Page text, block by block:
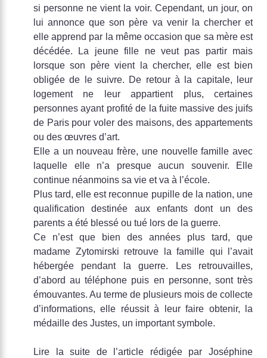
si personne ne vient la voir. Cependant, un jour, on
lui annonce que son père va venir la chercher et
elle apprend par la même occasion que sa mère est
décédée. La jeune fille ne veut pas partir mais
lorsque son père vient la chercher, elle est bien
obligée de le suivre. De retour à la capitale, leur
logement ne leur appartient plus, certaines
personnes ayant profité de la fuite massive des juifs
de Paris pour voler des maisons, des appartements
ou des œuvres d’art.
Elle a un nouveau frère, une nouvelle famille avec
laquelle elle n’a presque aucun souvenir. Elle
continue néanmoins sa vie et va à l’école.
Plus tard, elle est reconnue pupille de la nation, une
qualification destinée aux enfants dont un des
parents a été blessé ou tué lors de la guerre.
Ce n’est que bien des années plus tard, que
madame Zytomirski retrouve la famille qui l’avait
hébergée pendant la guerre. Les retrouvailles,
d’abord au téléphone puis en personne, sont très
émouvantes. Au terme de plusieurs mois de collecte
d’informations, elle réussit à leur faire obtenir, la
médaille des Justes, un important symbole.
Lire la suite de l’article rédigée par Joséphine